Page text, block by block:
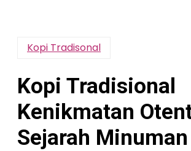
Kopi Tradisonal
Kopi Tradisional
Kenikmatan
Sejarah